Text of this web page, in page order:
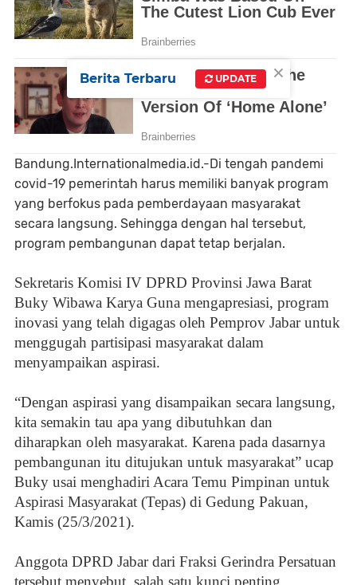
Bandung.Internationalmedia.id.-Di tengah pandemi
covid-19 pemerintah harus memiliki banyak program
yang berfokus pada pemberdayaan masyarakat
secara langsung. Sehingga dengan hal tersebut,
program pembangunan dapat tetap berjalan.
Sekretaris Komisi IV DPRD Provinsi Jawa Barat
Buky Wibawa Karya Guna mengapresiasi, program
inovasi yang telah digagas oleh Pemprov Jabar untuk
menggugah partisipasi masyarakat dalam
menyampaikan aspirasi.
“Dengan aspirasi yang disampaikan secara langsung,
kita semakin tau apa yang dibutuhkan dan
diharapkan oleh masyarakat. Karena pada dasarnya
pembangunan itu ditujukan untuk masyarakat” ucap
Buky usai menghadiri Acara Temu Pimpinan untuk
Aspirasi Masyarakat (Tepas) di Gedung Pakuan,
Kamis (25/3/2021).
Anggota DPRD Jabar dari Fraksi Gerindra Persatuan
tersebut menyebut, salah satu kunci penting
×
Berita Terbaru UPDATE